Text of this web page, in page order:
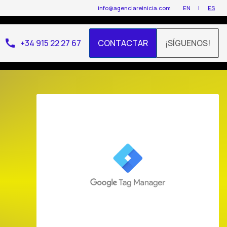
info@agenciareinicia.com EN ES
call +34 915 22 27 67 CONTACTAR ¡SÍGUENOS!